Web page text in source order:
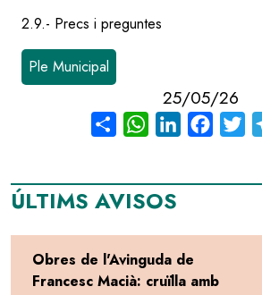
2.9.- Precs i preguntes
Ple Municipal
25/05/26
Share WhatsAppLinkedIn
ÚLTIMS AVISOS
Obres de l'Avinguda de
Francesc Macià: cruïlla amb